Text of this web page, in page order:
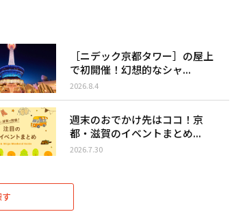
［ニデック京都タワー］の屋上
で初開催！幻想的なシャ...
2026.8.4
週末のおでかけ先はココ！京
都・滋賀のイベントまとめ...
2026.7.30